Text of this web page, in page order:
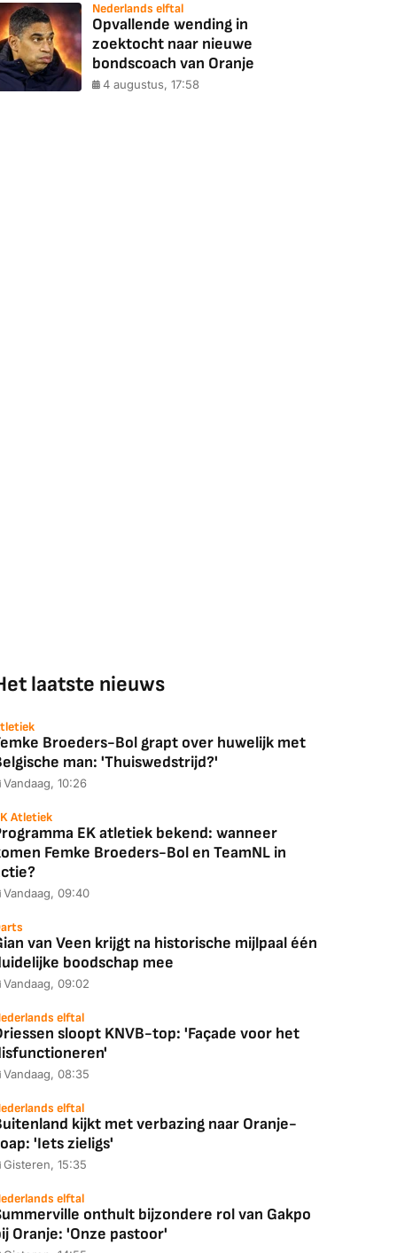
Nederlands elftal
Opvallende wending in
zoektocht naar nieuwe
bondscoach van Oranje
4 augustus, 17:58
laatste nieuws
Broeders-Bol grapt over huwelijk met
man: 'Thuiswedstrijd?'
Vandaag, 10:26
Atletiek
EK atletiek bekend: wanneer
Femke Broeders-Bol en TeamNL in
Vandaag, 09:40
van Veen krijgt na historische mijlpaal één
boodschap mee
Vandaag, 09:02
elftal
sloopt KNVB-top: 'Façade voor het
Vandaag, 08:35
elftal
kijkt met verbazing naar Oranje-
'Iets zieligs'
Gisteren, 15:35
elftal
onthult bijzondere rol van Gakpo
Oranje: 'Onze pastoor'